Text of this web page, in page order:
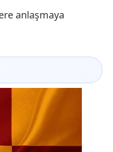
anlaşmaya